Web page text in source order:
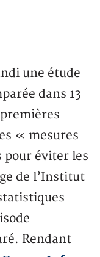
une étude
dans 13
« mesures
éviter les
de l’Institut
Rendant